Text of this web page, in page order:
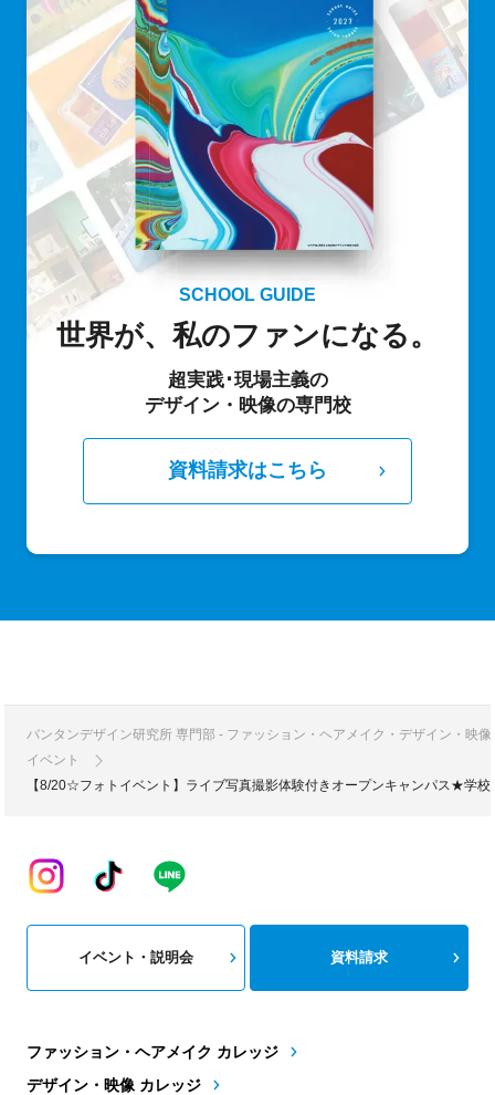
SCHOOL GUIDE
世界が、私のファンになる。
超実践･現場主義の
デザイン・映像の専門校
資料請求はこちら
バンタンデザイン研究所 専門部 - ファッション・ヘアメイク・デザイン・映
イベント
【8/20☆フォトイベント】ライブ写真撮影体験付きオープンキャンパス★学
ファッション・ヘアメイク カレッジ
デザイン・映像 カレッジ
イベント・説明会 資料請求